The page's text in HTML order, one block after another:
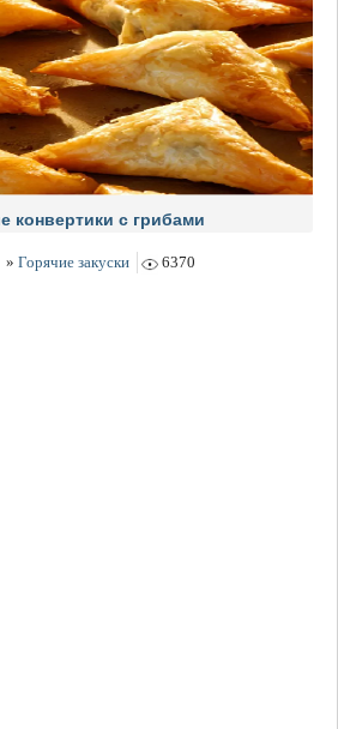
конвертики с грибами
» Горячие закуски 6370